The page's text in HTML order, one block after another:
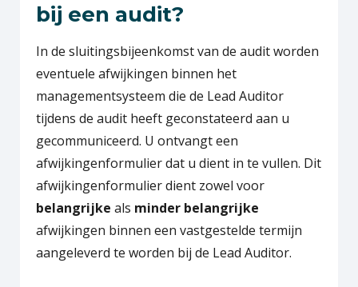
bij een audit?
In de sluitingsbijeenkomst van de audit worden
eventuele afwijkingen binnen het
managementsysteem die de Lead Auditor
tijdens de audit heeft geconstateerd aan u
gecommuniceerd. U ontvangt een
afwijkingenformulier dat u dient in te vullen. Dit
afwijkingenformulier dient zowel voor
belangrijke als minder belangrijke
afwijkingen binnen een vastgestelde termijn
aangeleverd te worden bij de Lead Auditor.